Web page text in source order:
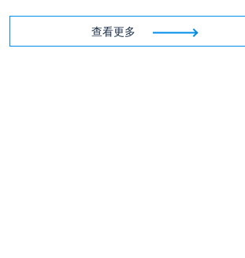
查看更多